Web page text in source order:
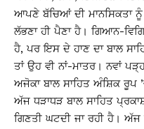
ਆਪਣੇ ਬੱਚਿਆਂ ਦੀ ਮਾਨਸਿਕਤਾ
ਲੱਭਣਾ ਹੀ ਪੈਣਾ ਹੈ। ਗਿਆਨ-
ਹੈ, ਪਰ ਇਸ ਦੇ ਹਾਣ ਦਾ ਬਾਲ
ਤਾਂ ਉਹ ਵੀ ਨਾਂ-ਮਾਤਰ। ਨਵਾਂ
ਅਜੋਕਾ ਬਾਲ ਸਾਹਿਤ ਅੰਸ਼ਿਕ ਰੂਪ
ਅੱਜ ਧੜਾਧੜ ਬਾਲ ਸਾਹਿਤ
ਗਿਣਤੀ ਘਟਦੀ ਜਾ ਰਹੀ ਹੈ।